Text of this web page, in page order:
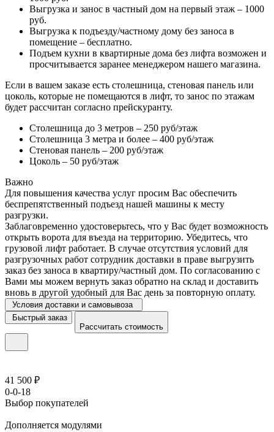
Выгрузка и занос в частный дом на первый этаж – 1000
руб.
Выгрузка к подъезду/частному дому без заноса в
помещение – бесплатно.
Подъем кухни в квартирные дома без лифта возможен и
просчитывается заранее менеджером нашего магазина.
Если в вашем заказе есть столешница, стеновая панель или
цоколь, которые не помещаются в лифт, то занос по этажам
будет рассчитан согласно прейскуранту.
Столешница до 3 метров – 250 руб/этаж
Столешница 3 метра и более – 400 руб/этаж
Стеновая панель – 200 руб/этаж
Цоколь – 50 руб/этаж
Важно
Для повышения качества услуг просим Вас обеспечить
беспрепятственный подъезд нашей машины к месту
разгрузки.
Заблаговременно удостоверьтесь, что у Вас будет возможность
открыть ворота для въезда на территорию. Убедитесь, что
грузовой лифт работает. В случае отсутствия условий для
разгрузочных работ сотрудник доставки в праве выгрузить
заказ без заноса в квартиру/частный дом. По согласованию с
Вами мы можем вернуть заказ обратно на склад и доставить
вновь в другой удобный для Вас день за повторную оплату.
Условия доставки и самовывоза
Быстрый заказ
Рассчитать стоимость
41 500 ₽
0-0-18
Выбор покупателей
Дополняется модулями